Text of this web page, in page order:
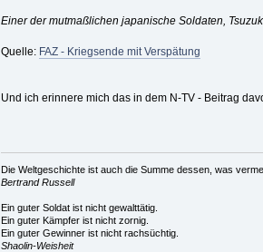
Einer der mutmaßlichen japanische Soldaten,
Quelle: FAZ - Kriegsende mit Verspätung
Und ich erinnere mich das in dem N-TV - Beitrag
Die Weltgeschichte ist auch die Summe dessen, was
Bertrand Russell
Ein guter Soldat ist nicht gewalttätig.
Ein guter Kämpfer ist nicht zornig.
Ein guter Gewinner ist nicht rachsüchtig.
Shaolin-Weisheit